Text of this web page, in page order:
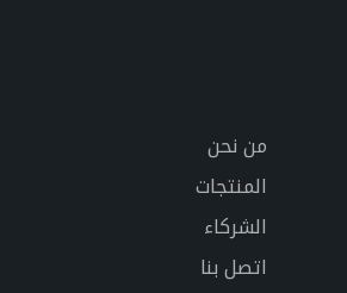
من نحن
المنتجات
الشركاء
اتصل بنا